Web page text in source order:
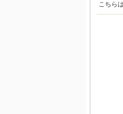
こちら